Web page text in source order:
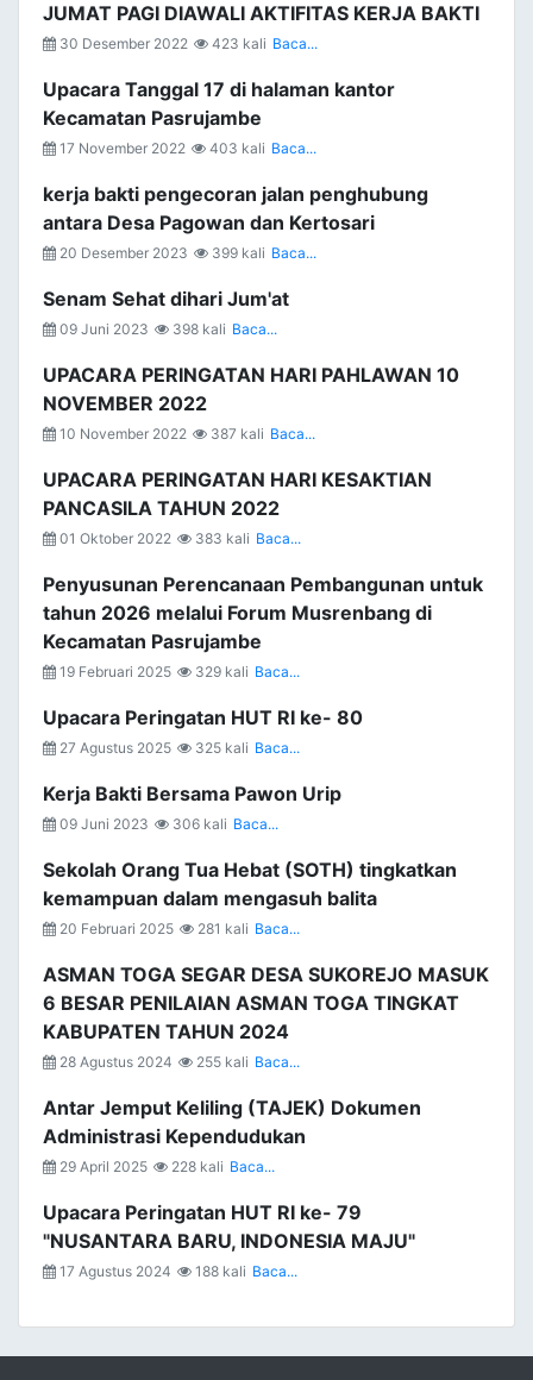
JUMAT PAGI DIAWALI AKTIFITAS KERJA BAKTI
30 Desember 2022 423 kali Baca...
Upacara Tanggal 17 di halaman kantor
Kecamatan Pasrujambe
17 November 2022 403 kali Baca...
kerja bakti pengecoran jalan penghubung
antara Desa Pagowan dan Kertosari
20 Desember 2023 399 kali Baca...
Senam Sehat dihari Jum'at
09 Juni 2023 398 kali Baca...
UPACARA PERINGATAN HARI PAHLAWAN 10
NOVEMBER 2022
10 November 2022 387 kali Baca...
UPACARA PERINGATAN HARI KESAKTIAN
PANCASILA TAHUN 2022
01 Oktober 2022 383 kali Baca...
Penyusunan Perencanaan Pembangunan untuk
tahun 2026 melalui Forum Musrenbang di
Kecamatan Pasrujambe
19 Februari 2025 329 kali Baca...
Upacara Peringatan HUT RI ke- 80
27 Agustus 2025 325 kali Baca...
Kerja Bakti Bersama Pawon Urip
09 Juni 2023 306 kali Baca...
Sekolah Orang Tua Hebat (SOTH) tingkatkan
kemampuan dalam mengasuh balita
20 Februari 2025 281 kali Baca...
ASMAN TOGA SEGAR DESA SUKOREJO MASUK
6 BESAR PENILAIAN ASMAN TOGA TINGKAT
KABUPATEN TAHUN 2024
28 Agustus 2024 255 kali Baca...
Antar Jemput Keliling (TAJEK) Dokumen
Administrasi Kependudukan
29 April 2025 228 kali Baca...
Upacara Peringatan HUT RI ke- 79
"NUSANTARA BARU, INDONESIA MAJU"
17 Agustus 2024 188 kali Baca...